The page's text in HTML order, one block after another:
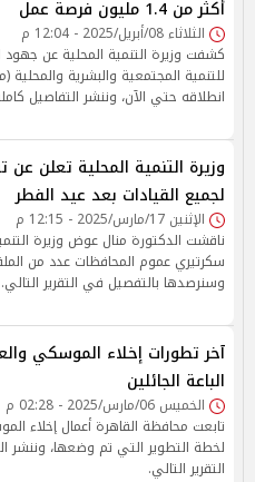
أكثر من 1.4 مليون فرصة عمل
الثلاثاء 08/أبريل/2025 - 12:04 م
كشفت وزيرة التنمية المحلية عن
للتنمية المجتمعية والبشرية
انطلاقه حتي الآن، وننشر التفاصيل
وزيرة التنمية المحلية تعلن
لجميع القيادات بعد عيد الفطر
الإثنين 17/مارس/2025 - 12:15 م
ناقشت الدكتورة منال عوض وزيرة
سكرتيري عموم المحافظات عدد من
وسنرصدها بالتفصيل في التقرير التالي.
آخر تطورات إخلاء الموسكي
الباعة الجائلين
الخميس 06/مارس/2025 - 02:28 م
تابعت محافظة القاهرة أعمال إخلاء
لخطة التطوير التي تم وضعها، وننشر
التقرير التالي.